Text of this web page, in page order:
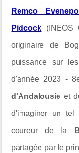
Remco
Pidcock (INEOS
originaire de
puissance sur
d'année 2023 -
d'Andalousie et
d'imaginer un tel
coureur de la
partagée par le